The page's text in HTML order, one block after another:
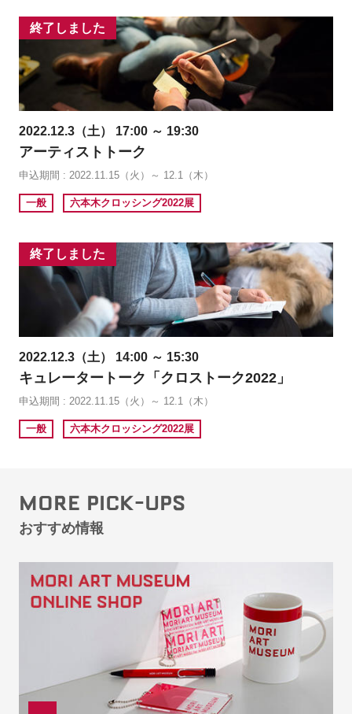
終了しました
2022.12.3（土） 17:00 ～ 19:30
アーティストトーク
申込期間 : 2022.11.15（火）～ 12.1（木）
一般 六本木クロッシング2022展
終了しました
2022.12.3（土） 14:00 ～ 15:30
キュレータートーク「クロストーク2022」
申込期間 : 2022.11.15（火）～ 12.1（木）
一般 六本木クロッシング2022展
MORE PICK-UPS
おすすめ情報